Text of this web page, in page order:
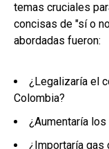
temas cruciales
concisas de "sí o
abordadas fueron:
¿Legalizaría el
Colombia?
¿Aumentaría
¿Importaría gas